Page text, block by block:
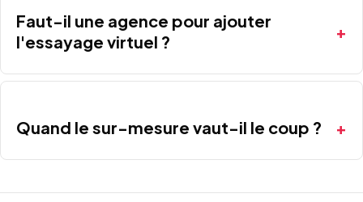
Faut-il une agence pour ajouter
l'essayage virtuel ?
Quand le sur-mesure vaut-il le coup ?